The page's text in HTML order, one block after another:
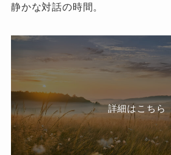
静かな対話の時間。
詳細はこちら